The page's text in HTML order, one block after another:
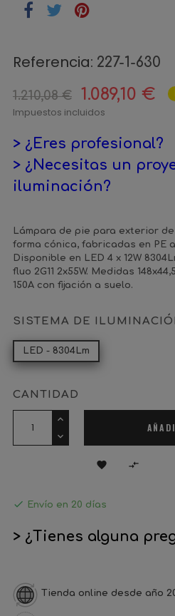
Referencia: 227-1-630
1.210,08 € 1.089,10 €
Impuestos incluidos
> ¿Eres profesional?
> ¿Necesitas un
iluminación?
Lámpara de pie para exterior de
forma cónica, fabricadas en PE
Disponible en LED 4 x 12W
fluo 2G11 2x55W. Medidas
150A con fijación a suelo.
SISTEMA DE
LED - 8304Lm
CANTIDAD
 
 Envío en 20 días
> ¿Tienes alguna
Tienda online desde año